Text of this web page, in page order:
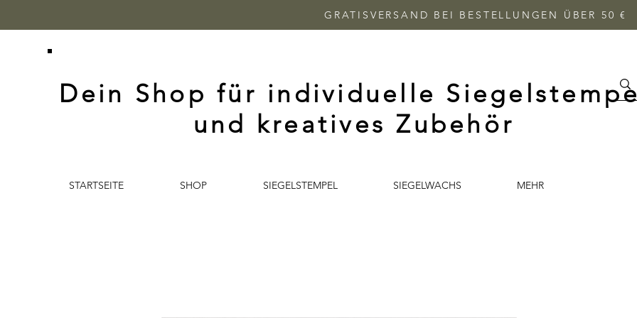
GRATISVERSAND BEI BESTELLUNGEN ÜBER 50 €
Dein Shop für individuelle
und kreatives Zubehör
STARTSEITE SHOP SIEGELSTEMPEL SIEGELWACHS MEHR